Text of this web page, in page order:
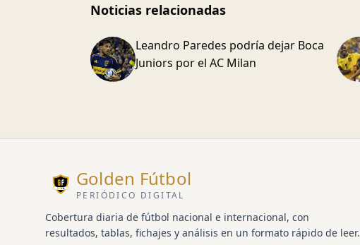
Noticias relacionadas
Leandro Paredes podría dejar Boca
Juniors por el AC Milan
Golden Fútbol
PERIÓDICO DIGITAL
Cobertura diaria de fútbol nacional e internacional, con
resultados, tablas, fichajes y análisis en un formato rápido de leer.